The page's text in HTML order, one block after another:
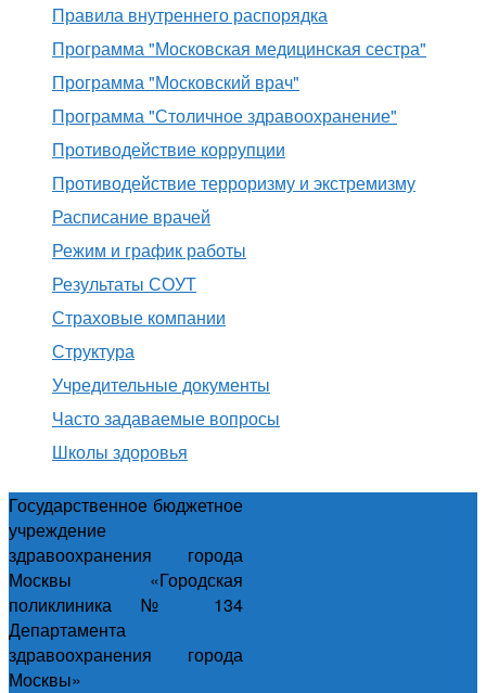
Правила внутреннего распорядка
Программа "Московская медицинская сестра"
Программа "Московский врач"
Программа "Столичное здравоохранение"
Противодействие коррупции
Противодействие терроризму и экстремизму
Расписание врачей
Режим и график работы
Результаты СОУТ
Страховые компании
Структура
Учредительные документы
Часто задаваемые вопросы
Школы здоровья
Государственное бюджетное
учреждение
здравоохранения города
Москвы «Городская
поликлиника № 134
Департамента
здравоохранения города
Москвы»